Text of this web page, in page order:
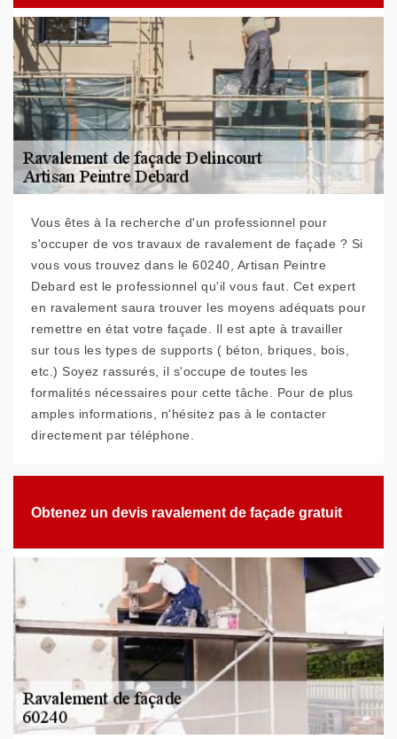
Vous êtes à la recherche d'un professionnel pour
s'occuper de vos travaux de ravalement de façade ? Si
vous vous trouvez dans le 60240, Artisan Peintre
Debard est le professionnel qu'il vous faut. Cet expert
en ravalement saura trouver les moyens adéquats pour
remettre en état votre façade. Il est apte à travailler
sur tous les types de supports ( béton, briques, bois,
etc.) Soyez rassurés, il s'occupe de toutes les
formalités nécessaires pour cette tâche. Pour de plus
amples informations, n'hésitez pas à le contacter
directement par téléphone.
Obtenez un devis ravalement de façade gratuit